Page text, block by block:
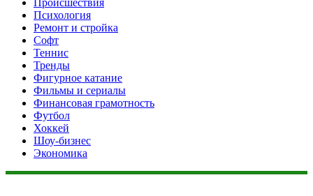
Психология
Ремонт и стройка
Софт
Теннис
Тренды
Фигурное катание
Фильмы и сериалы
Финансовая грамотность
Футбол
Хоккей
Шоу-бизнес
Экономика